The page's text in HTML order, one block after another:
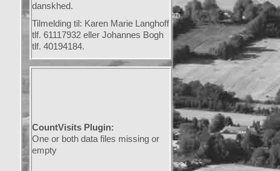
danskhed.
Tilmelding til: Karen Marie Langhoff
tlf. 61117932 eller Johannes Bogh
tlf. 40194184.
CountVisits Plugin:
One or both data files missing or
empty